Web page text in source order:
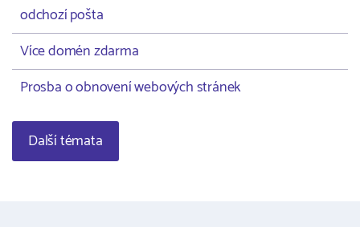
odchozí pošta
Více domén zdarma
Prosba o obnovení webových stránek
Další témata